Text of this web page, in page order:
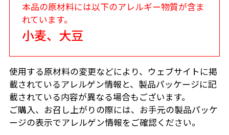
本品の原材料には以下のアレルギー物質が含ま
れています。
小麦、大豆
使用する原材料の変更などにより、ウェブサイトに掲
載されているアレルゲン情報と、製品パッケージに記
載されている内容が異なる場合もございます。
ご購入、お召し上がりの際には、お手元の製品パッケ
ージの表示でアレルゲン情報をご確認ください。